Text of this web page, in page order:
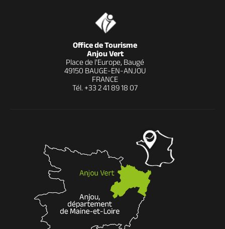
Office de Tourisme
Anjou Vert
Place de l'Europe, Baugé
49150 BAUGE-EN-ANJOU
FRANCE
Tél. +33 2 41 89 18 07